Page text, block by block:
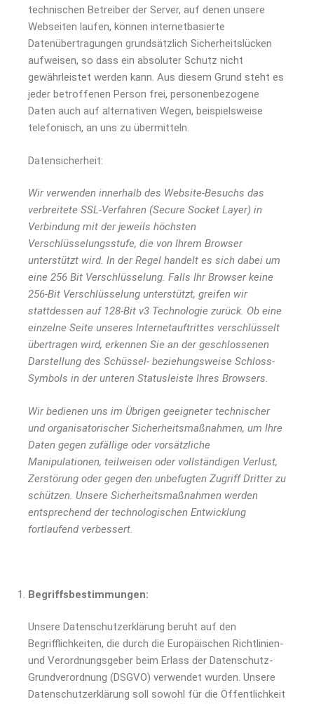
technischen Betreiber der Server, auf denen unsere
Webseiten laufen, können internetbasierte
Datenübertragungen grundsätzlich Sicherheitslücken
aufweisen, so dass ein absoluter Schutz nicht
gewährleistet werden kann. Aus diesem Grund steht es
jeder betroffenen Person frei, personenbezogene
Daten auch auf alternativen Wegen, beispielsweise
telefonisch, an uns zu übermitteln.
Datensicherheit:
Wir verwenden innerhalb des Website-Besuchs das
verbreitete SSL-Verfahren (Secure Socket Layer) in
Verbindung mit der jeweils höchsten
Verschlüsselungsstufe, die von Ihrem Browser
unterstützt wird. In der Regel handelt es sich dabei um
eine 256 Bit Verschlüsselung. Falls Ihr Browser keine
256-Bit Verschlüsselung unterstützt, greifen wir
stattdessen auf 128-Bit v3 Technologie zurück. Ob eine
einzelne Seite unseres Internetauftrittes verschlüsselt
übertragen wird, erkennen Sie an der geschlossenen
Darstellung des Schüssel- beziehungsweise Schloss-
Symbols in der unteren Statusleiste Ihres Browsers.
Wir bedienen uns im Übrigen geeigneter technischer
und organisatorischer Sicherheitsmaßnahmen, um Ihre
Daten gegen zufällige oder vorsätzliche
Manipulationen, teilweisen oder vollständigen Verlust,
Zerstörung oder gegen den unbefugten Zugriff Dritter zu
schützen. Unsere Sicherheitsmaßnahmen werden
entsprechend der technologischen Entwicklung
fortlaufend verbessert.
Begriffsbestimmungen:
Unsere Datenschutzerklärung beruht auf den
Begrifflichkeiten, die durch die Europäischen Richtlinien-
und Verordnungsgeber beim Erlass der Datenschutz-
Grundverordnung (DSGVO) verwendet wurden. Unsere
Datenschutzerklärung soll sowohl für die Öffentlichkeit